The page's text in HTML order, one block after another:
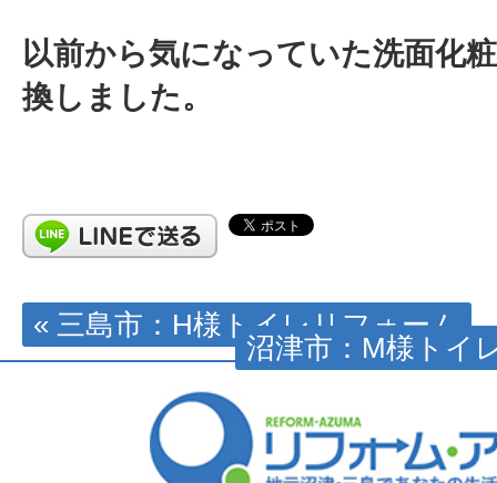
以前から気になっていた洗面化
換しました。
« 三島市：H様トイレリフォーム
沼津市：M様トイ